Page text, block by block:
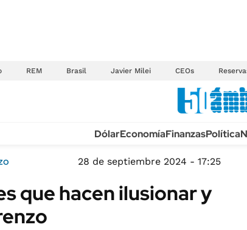
REM Brasil Javier Milei CEOs
TECNOLOGÍA
MÉXICO
MUNDO
DólarEconomíaFinanzasPolítica
28 de septiembre 2024 - 17:25
que hacen ilusionar y